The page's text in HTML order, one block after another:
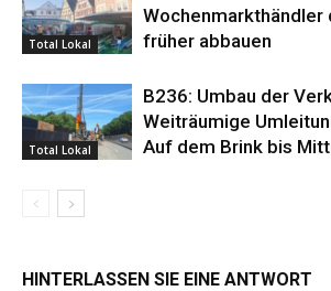
Total Lokal
Wochenmarkthändler
früher abbauen
Total Lokal
B236: Umbau der
Weiträumige
Auf dem Brink bis
HINTERLASSEN SIE EINE ANTWORT